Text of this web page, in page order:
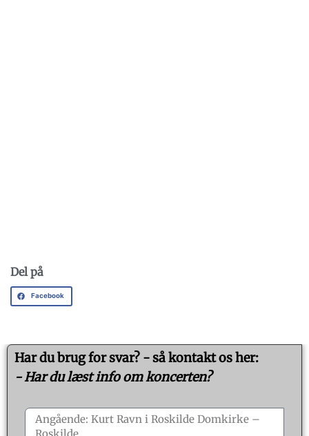
Del på
Facebook
Har du brug for svar? - så kontakt os her:
- Har du læst info om koncerten?